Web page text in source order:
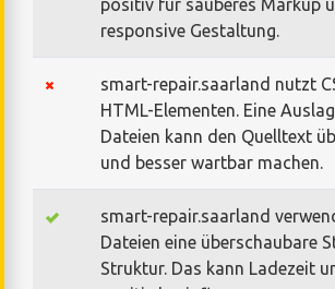
positiv für sauberes Markup
responsive Gestaltung.
smart-repair.saarland nutzt
HTML-Elementen. Eine
Dateien kann den Quelltext
und besser wartbar machen.
smart-repair.saarland
Dateien eine überschaubare
Struktur. Das kann Ladezeit